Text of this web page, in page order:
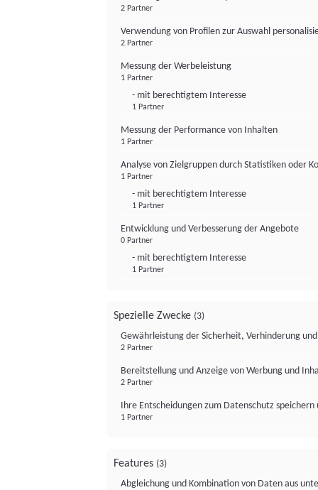
2 Partner
Verwendung von Profilen zur Auswahl
2 Partner
Messung der Werbeleistung
1 Partner
- mit berechtigtem Interesse
1 Partner
Messung der Performance von Inhalten
1 Partner
Analyse von Zielgruppen durch Statistiken oder
1 Partner
- mit berechtigtem Interesse
1 Partner
Entwicklung und Verbesserung der Angebote
0 Partner
- mit berechtigtem Interesse
1 Partner
Spezielle Zwecke (3)
Gewährleistung der Sicherheit, Verhinderung
2 Partner
Bereitstellung und Anzeige von Werbung und
2 Partner
Ihre Entscheidungen zum Datenschutz
1 Partner
Features (3)
Abgleichung und Kombination von Daten aus